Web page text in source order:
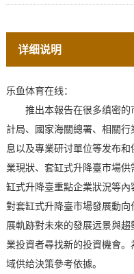
详细说明
乐鱼体育在线：
推出本報告在很多缜密的
計局、國家海關總署、相關
息以及專業研讨單位等发布
業現狀、套缸式升降臺市場
缸式升降臺重點企業狀況等
對套缸式升降臺市場發展動
展軌跡對未來的發展远景與
業投資者尋找新的投資機會
域供给決策參考依據。